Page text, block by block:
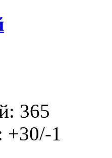
365
+30/-1